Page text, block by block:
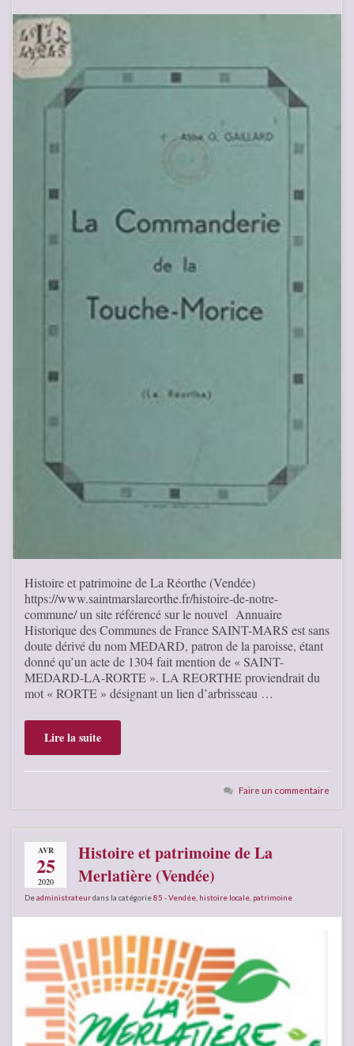
Histoire et patrimoine de La Réorthe (Vendée)
https://www.saintmarslareorthe.fr/histoire-de-notre-
commune/ un site référencé sur le nouvel Annuaire
Historique des Communes de France SAINT-MARS est sans
doute dérivé du nom MEDARD, patron de la paroisse, étant
donné qu’un acte de 1304 fait mention de « SAINT-
MEDARD-LA-RORTE ». LA REORTHE proviendrait du
mot « RORTE » désignant un lien d’arbrisseau …
Lire la suite
Faire un commentaire
AVR
25
2020
Histoire et patrimoine de La
Merlatière (Vendée)
Deadministrateurdans la catégorie85 - Vendée histoire locale patrimoine